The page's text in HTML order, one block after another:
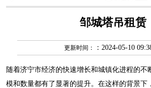
邹城塔吊租赁
更新时间： ：2024-05-10
随着济宁市经济的快速增长和城镇化进程的不
模和数量都有了显著的提升。在这样的背景下